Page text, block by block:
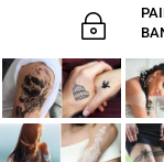
~